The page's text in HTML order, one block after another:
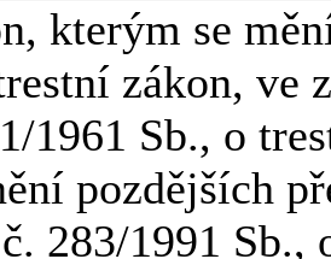
kterým se
zákon, ve
1961 Sb., o
pozdějších
283/1991